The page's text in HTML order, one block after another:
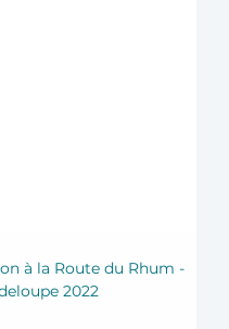
à la Route du Rhum -
2022